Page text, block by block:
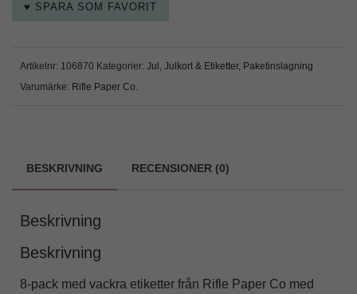
♥ SPARA SOM FAVORIT
Artikelnr: 106870 Kategorier: Jul , Julkort & Etiketter, Paketinslagning
Varumärke: Rifle Paper Co.
BESKRIVNING RECENSIONER (0)
Beskrivning
Beskrivning
8-pack med vackra etiketter från Rifle Paper Co med